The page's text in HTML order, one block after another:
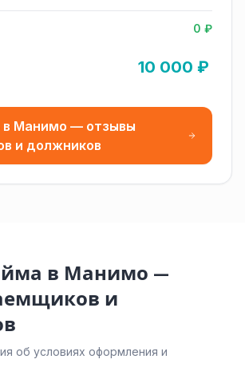
0 ₽
10 000 ₽
в Манимо — отзывы
и должников
в Манимо —
и
об условиях оформления и